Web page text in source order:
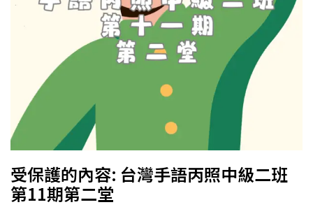
受保護的內容: 台灣手語丙照中級二班
第11期第二堂